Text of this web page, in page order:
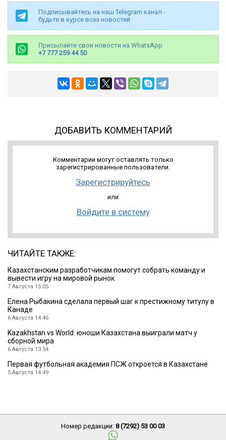
Подписывайтесь на наш Telegram канал -
будьте в курсе всех новостей
Присылайте свои новости на WhatsApp
+7 777 259 44 50
ДОБАВИТЬ КОММЕНТАРИЙ
Комментарии могут оставлять только
зарегистрированные пользователи.
Зарегистрируйтесь
или
Войдите в систему
ЧИТАЙТЕ ТАКЖЕ:
Казахстанским разработчикам помогут собрать команду и
вывести игру на мировой рынок
7 Августа 15:05
Елена Рыбакина сделала первый шаг к престижному титулу в
Канаде
6 Августа 14:46
Kazakhstan vs World: юноши Казахстана выиграли матч у
сборной мира
6 Августа 13:54
Первая футбольная академия ПСЖ откроется в Казахстане
5 Августа 14:49
Номер редакции: 8 (7292) 53 00 03